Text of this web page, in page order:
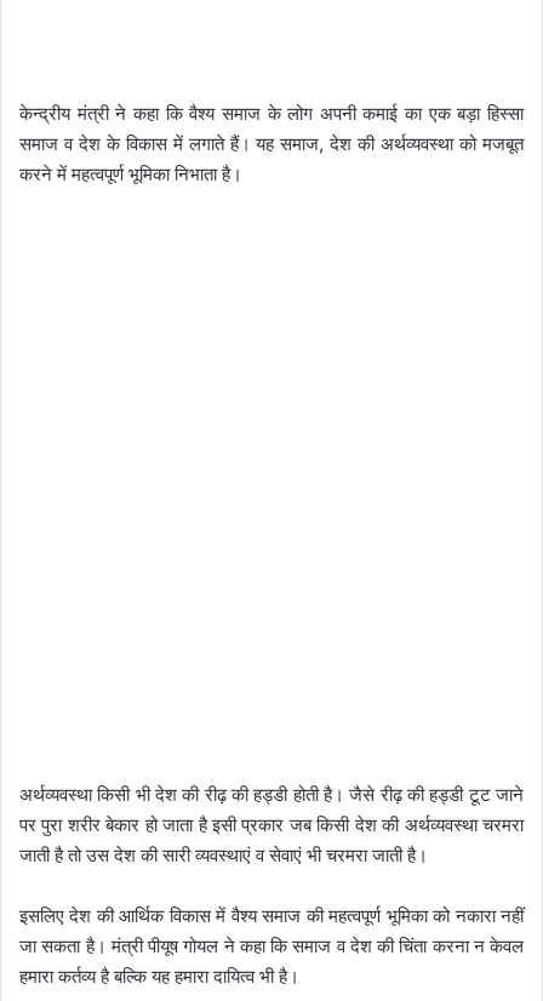
केन्द्रीय मंत्री ने कहा कि वैश्य समाज के लोग अपनी कमाई का एक बड़ा हिस्सा
समाज व देश के विकास में लगाते हैं। यह समाज, देश की अर्थव्यवस्था को मजबूत
करने में महत्वपूर्ण भूमिका निभाता है।
अर्थव्यवस्था किसी भी देश की रीढ़ की हड्डी होती है। जैसे रीढ़ की हड्डी टूट जाने
पर पुरा शरीर बेकार हो जाता है इसी प्रकार जब किसी देश की अर्थव्यवस्था चरमरा
जाती है तो उस देश की सारी व्यवस्थाएं व सेवाएं भी चरमरा जाती है।
इसलिए देश की आर्थिक विकास में वैश्य समाज की महत्वपूर्ण भूमिका को नकारा नहीं
जा सकता है। मंत्री पीयूष गोयल ने कहा कि समाज व देश की चिंता करना न केवल
हमारा कर्तव्य है बल्कि यह हमारा दायित्व भी है।